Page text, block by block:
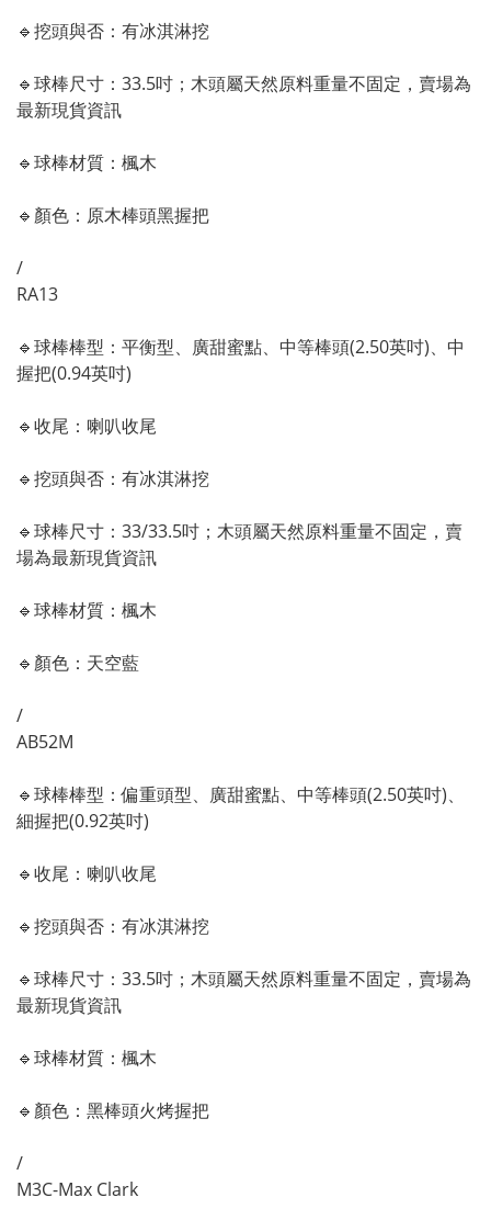
🔹挖頭與否：有冰淇淋挖
🔹球棒尺寸：33.5吋 ；木頭屬天然原料重量不固定，賣場為
最新現貨資訊
🔹球棒材質：楓木
🔹顏色 ：原木棒頭黑握把
/
RA13
🔹球棒棒型：平衡型、廣甜蜜點、中等棒頭(2.50英吋)、中
握把(0.94英吋)
🔹收尾：喇叭收尾
🔹挖頭與否：有冰淇淋挖
🔹球棒尺寸：33/33.5吋 ；木頭屬天然原料重量不固定，賣
場為最新現貨資訊
🔹球棒材質：楓木
🔹顏色 ：天空藍
/
AB52M
🔹球棒棒型：偏重頭型、廣甜蜜點、中等棒頭(2.50英吋)、
細握把(0.92英吋)
🔹收尾：喇叭收尾
🔹挖頭與否：有冰淇淋挖
🔹球棒尺寸：33.5吋 ；木頭屬天然原料重量不固定，賣場為
最新現貨資訊
🔹球棒材質：楓木
🔹顏色 ：黑棒頭火烤握把
/
M3C-Max Clark